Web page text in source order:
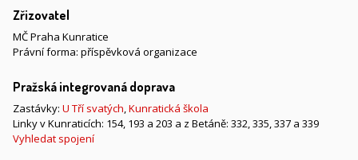
Zřizovatel
MČ Praha Kunratice
Právní forma: příspěvková organizace
Pražská integrovaná doprava
Zastávky: U Tří svatých,Kunratická škola
Linky v Kunraticích: 154, 193 a 203 a z Betáně: 332, 335, 337 a 339
Vyhledat spojení